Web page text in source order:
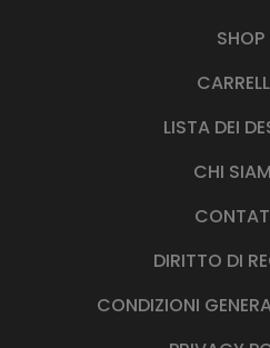
SHOP
LISTA DEI
CHI
DIRITTO DI
CONDIZIONI